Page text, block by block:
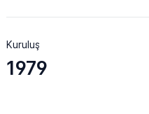
Kuruluş
1979